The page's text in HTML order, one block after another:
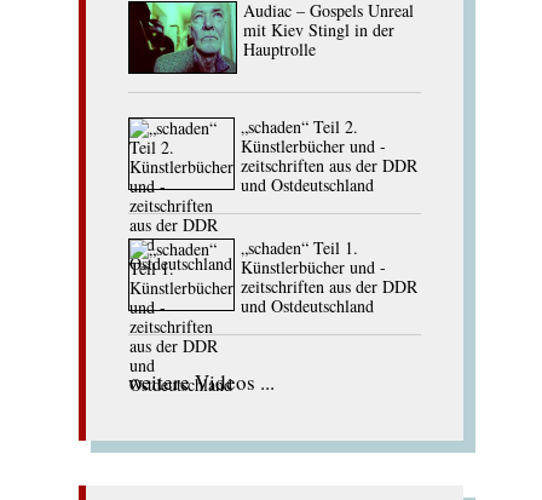
Audiac – Gospels Unreal
mit Kiev Stingl in der
Hauptrolle
„schaden“ Teil 2.
Künstlerbücher und -
zeitschriften aus der DDR
und Ostdeutschland
„schaden“ Teil 1.
Künstlerbücher und -
zeitschriften aus der DDR
und Ostdeutschland
weitere Videos ...